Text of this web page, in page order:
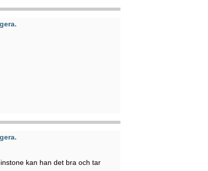
kan han det bra och tar